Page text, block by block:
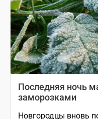
Последняя ночь
заморозками
Новгородцы вновь